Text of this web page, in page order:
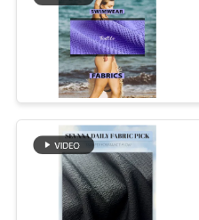
যোগ পোশাক